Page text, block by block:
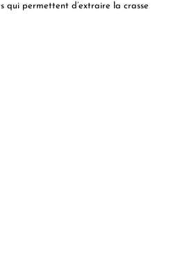
qui permettent d’extraire la crasse